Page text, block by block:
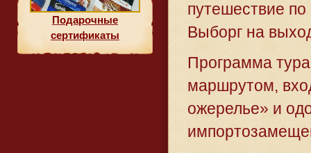
Подарочные
сертификаты
путешествие
Выборг на
Программа
маршрутом,
ожерелье» и